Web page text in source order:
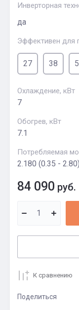
Инверторная
да
Эффективен
27 38
Охлаждение, кВт
7
Обогрев, кВт
7.1
Потребляемая
2.180 (0.35 - 2.80)
84 090 руб.
К сравнению
Поделиться